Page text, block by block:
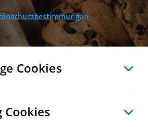
VERGLEICHEN EXPORT PDF
Cookies
Cookies